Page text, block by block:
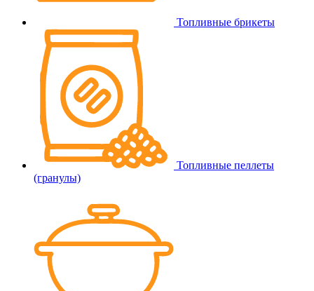
Топливные брикеты
Топливные пеллеты
(гранулы)